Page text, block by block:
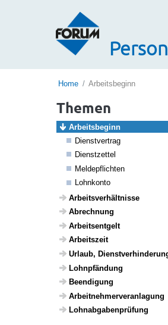
Home Arbeitsbeginn
Themen
Arbeits­be­ginn
Dienst­ver­trag
Dienst­zettel
Melde­pflichten
Lohn­konto
Arbeits­ver­hält­nisse
Abrech­nung
Arbeits­ent­gelt
Arbeits­zeit
Urlaub,
Lohn­pfän­dung
Been­di­gung
Arbeit­neh­mer­ver­an­la­gung
Lohn­ab­ga­ben­prü­fung